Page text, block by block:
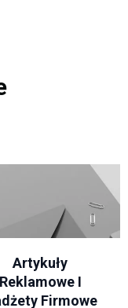
Artykuły
Reklamowe I
Firmowe